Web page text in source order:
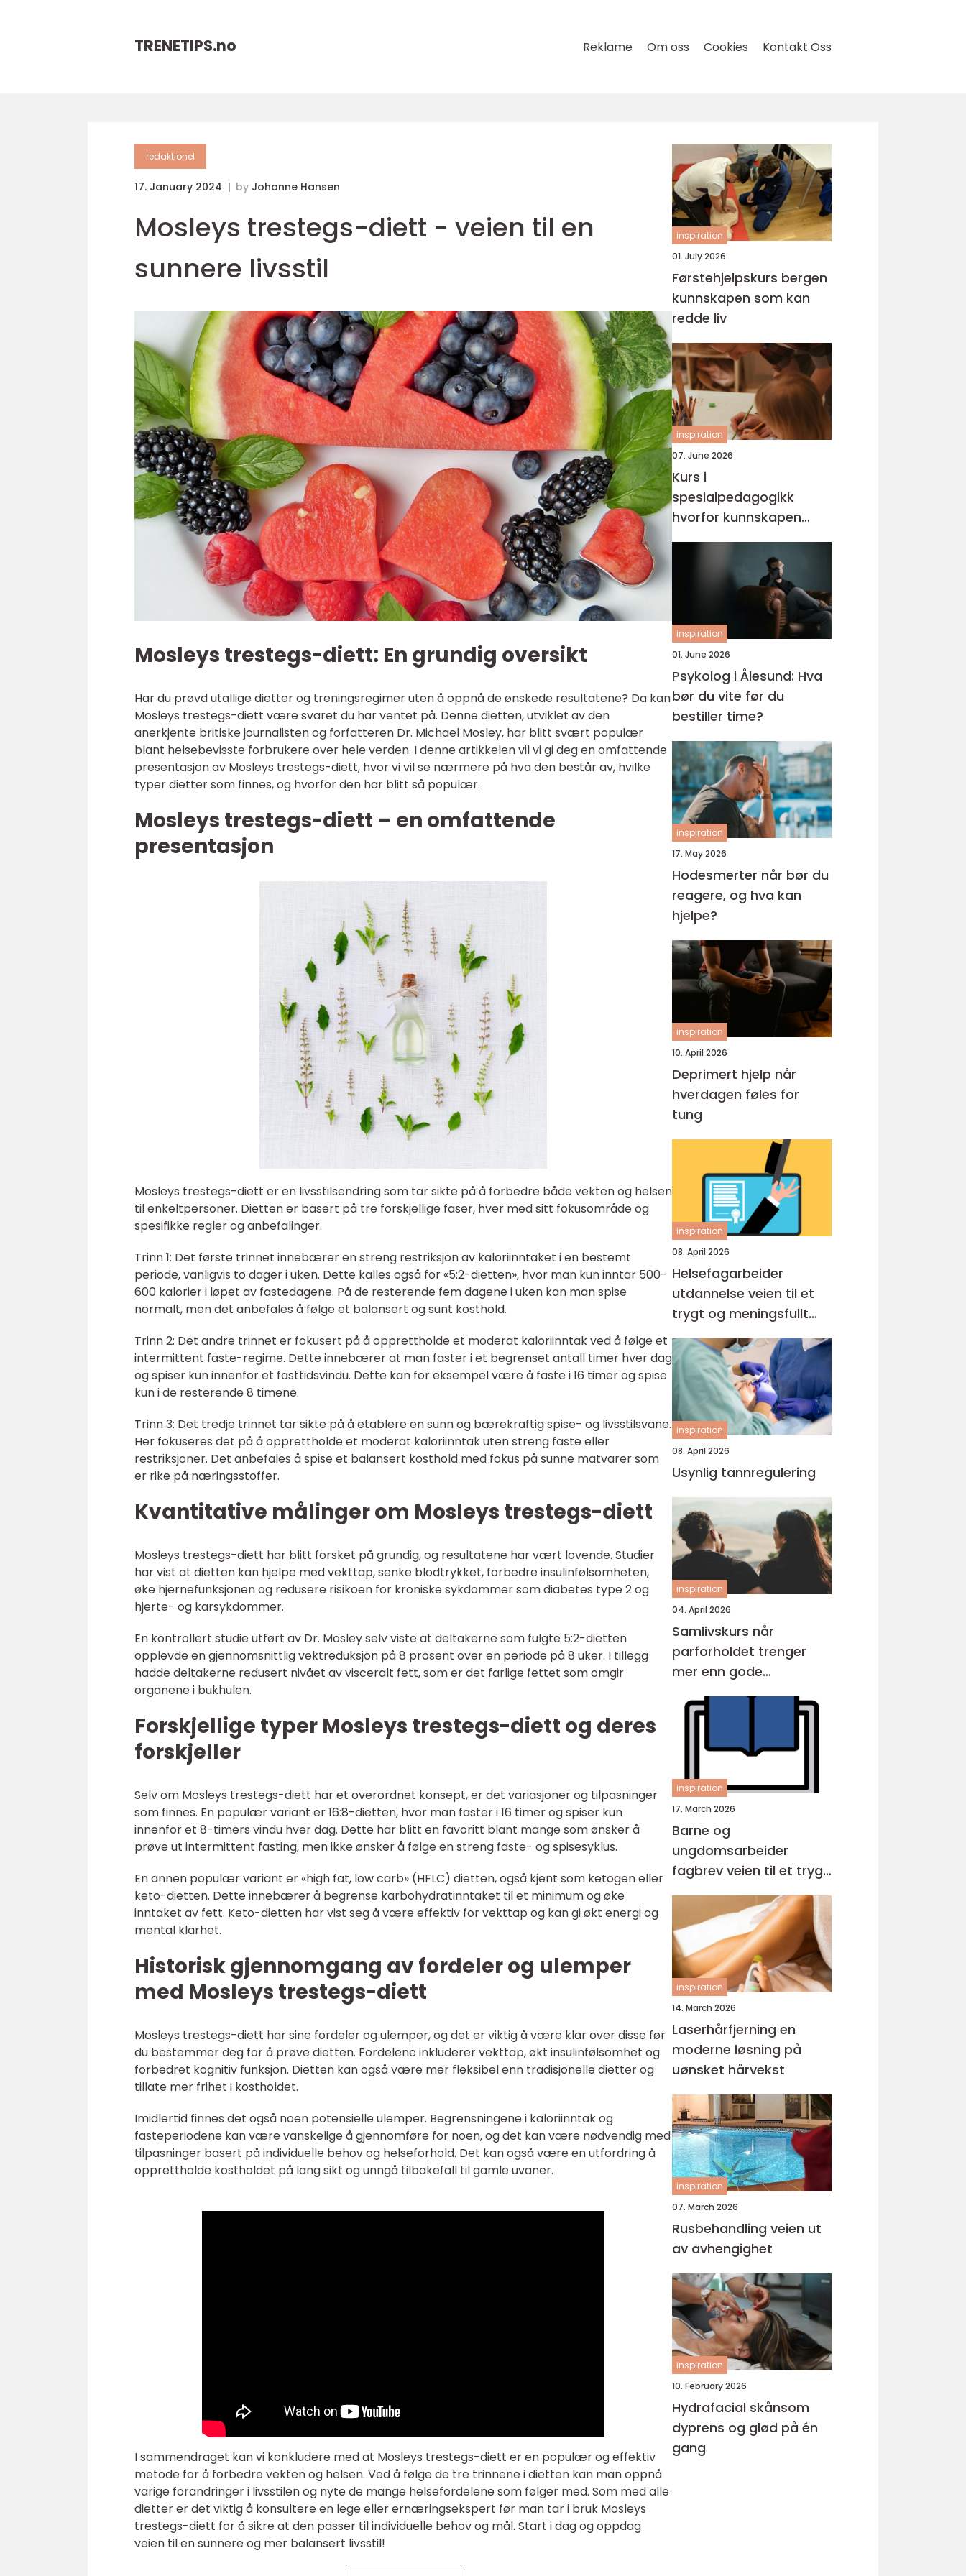
TRENETIPS.no Reklame Om oss Cookies Kontakt Oss
redaktionel
17. January 2024 by Johanne Hansen
Mosleys trestegs-diett - veien til en
sunnere livsstil
Mosleys trestegs-diett: En grundig oversikt
Har du prøvd utallige dietter og treningsregimer uten å oppnå de ønskede resultatene? Da kan
Mosleys trestegs-diett være svaret du har ventet på. Denne dietten, utviklet av den
anerkjente britiske journalisten og forfatteren Dr. Michael Mosley, har blitt svært populær
blant helsebevisste forbrukere over hele verden. I denne artikkelen vil vi gi deg en omfattende
presentasjon av Mosleys trestegs-diett, hvor vi vil se nærmere på hva den består av, hvilke
typer dietter som finnes, og hvorfor den har blitt så populær.
Mosleys trestegs-diett – en omfattende
presentasjon
Mosleys trestegs-diett er en livsstilsendring som tar sikte på å forbedre både vekten og helsen
til enkeltpersoner. Dietten er basert på tre forskjellige faser, hver med sitt fokusområde og
spesifikke regler og anbefalinger.
Trinn 1: Det første trinnet innebærer en streng restriksjon av kaloriinntaket i en bestemt
periode, vanligvis to dager i uken. Dette kalles også for «5:2-dietten», hvor man kun inntar 500-
600 kalorier i løpet av fastedagene. På de resterende fem dagene i uken kan man spise
normalt, men det anbefales å følge et balansert og sunt kosthold.
Trinn 2: Det andre trinnet er fokusert på å opprettholde et moderat kaloriinntak ved å følge et
intermittent faste-regime. Dette innebærer at man faster i et begrenset antall timer hver dag
og spiser kun innenfor et fasttidsvindu. Dette kan for eksempel være å faste i 16 timer og spise
kun i de resterende 8 timene.
Trinn 3: Det tredje trinnet tar sikte på å etablere en sunn og bærekraftig spise- og livsstilsvane.
Her fokuseres det på å opprettholde et moderat kaloriinntak uten streng faste eller
restriksjoner. Det anbefales å spise et balansert kosthold med fokus på sunne matvarer som
er rike på næringsstoffer.
Kvantitative målinger om Mosleys trestegs-diett
Mosleys trestegs-diett har blitt forsket på grundig, og resultatene har vært lovende. Studier
har vist at dietten kan hjelpe med vekttap, senke blodtrykket, forbedre insulinfølsomheten,
øke hjernefunksjonen og redusere risikoen for kroniske sykdommer som diabetes type 2 og
hjerte- og karsykdommer.
En kontrollert studie utført av Dr. Mosley selv viste at deltakerne som fulgte 5:2-dietten
opplevde en gjennomsnittlig vektreduksjon på 8 prosent over en periode på 8 uker. I tillegg
hadde deltakerne redusert nivået av visceralt fett, som er det farlige fettet som omgir
organene i bukhulen.
Forskjellige typer Mosleys trestegs-diett og deres
forskjeller
Selv om Mosleys trestegs-diett har et overordnet konsept, er det variasjoner og tilpasninger
som finnes. En populær variant er 16:8-dietten, hvor man faster i 16 timer og spiser kun
innenfor et 8-timers vindu hver dag. Dette har blitt en favoritt blant mange som ønsker å
prøve ut intermittent fasting, men ikke ønsker å følge en streng faste- og spisesyklus.
En annen populær variant er «high fat, low carb» (HFLC) dietten, også kjent som ketogen eller
keto-dietten. Dette innebærer å begrense karbohydratinntaket til et minimum og øke
inntaket av fett. Keto-dietten har vist seg å være effektiv for vekttap og kan gi økt energi og
mental klarhet.
Historisk gjennomgang av fordeler og ulemper
med Mosleys trestegs-diett
Mosleys trestegs-diett har sine fordeler og ulemper, og det er viktig å være klar over disse før
du bestemmer deg for å prøve dietten. Fordelene inkluderer vekttap, økt insulinfølsomhet og
forbedret kognitiv funksjon. Dietten kan også være mer fleksibel enn tradisjonelle dietter og
tillate mer frihet i kostholdet.
Imidlertid finnes det også noen potensielle ulemper. Begrensningene i kaloriinntak og
fasteperiodene kan være vanskelige å gjennomføre for noen, og det kan være nødvendig med
tilpasninger basert på individuelle behov og helseforhold. Det kan også være en utfordring å
opprettholde kostholdet på lang sikt og unngå tilbakefall til gamle uvaner.
I sammendraget kan vi konkludere med at Mosleys trestegs-diett er en populær og effektiv
metode for å forbedre vekten og helsen. Ved å følge de tre trinnene i dietten kan man oppnå
varige forandringer i livsstilen og nyte de mange helsefordelene som følger med. Som med alle
dietter er det viktig å konsultere en lege eller ernæringsekspert før man tar i bruk Mosleys
trestegs-diett for å sikre at den passer til individuelle behov og mål. Start i dag og oppdag
veien til en sunnere og mer balansert livsstil!
inspiration
01. July 2026
Førstehjelpskurs bergen
kunnskapen som kan
redde liv
inspiration
07. June 2026
Kurs i
spesialpedagogikk
hvorfor kunnskapen
trengs mer enn noen
inspiration
01. June 2026
Psykolog i Ålesund: Hva
bør du vite før du
bestiller time?
inspiration
17. May 2026
Hodesmerter når bør du
reagere, og hva kan
hjelpe?
inspiration
10. April 2026
Deprimert hjelp når
hverdagen føles for
tung
inspiration
08. April 2026
Helsefagarbeider
utdannelse veien til et
trygt og meningsfullt
yrke
inspiration
08. April 2026
Usynlig tannregulering
inspiration
04. April 2026
Samlivskurs når
parforholdet trenger
mer enn gode
intensjoner
inspiration
17. March 2026
Barne og
ungdomsarbeider
fagbrev veien til et trygt
og viktig yrke
inspiration
14. March 2026
Laserhårfjerning en
moderne løsning på
uønsket hårvekst
inspiration
07. March 2026
Rusbehandling veien ut
av avhengighet
inspiration
10. February 2026
Hydrafacial skånsom
dyprens og glød på én
gang